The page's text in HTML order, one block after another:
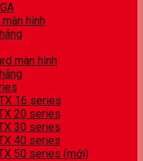
hình
màn hình
16 series
20 series
30 series
40 series
50 series (mới)